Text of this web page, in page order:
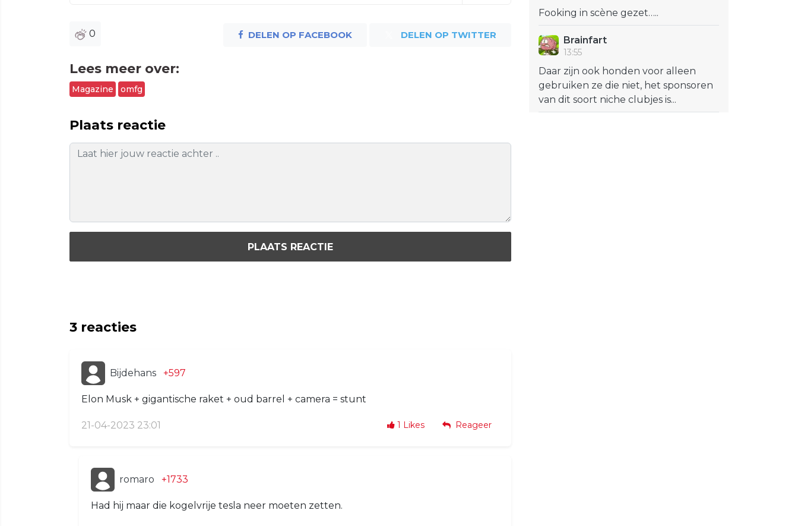
0 DELEN OP FACEBOOK DELEN OP TWITTER
Lees meer over:
Magazine omfg
Plaats reactie
PLAATS REACTIE
3 reacties
Bijdehans +597
Elon Musk + gigantische raket + oud barrel + camera = stunt
21-04-2023 23:01 1 Likes Reageer
romaro +1733
Had hij maar die kogelvrije tesla neer moeten zetten.
Fooking in scène gezet…..
Brainfart
13:55
Daar zijn ook honden voor alleen
gebruiken ze die niet, het sponsoren
van dit soort niche clubjes is...